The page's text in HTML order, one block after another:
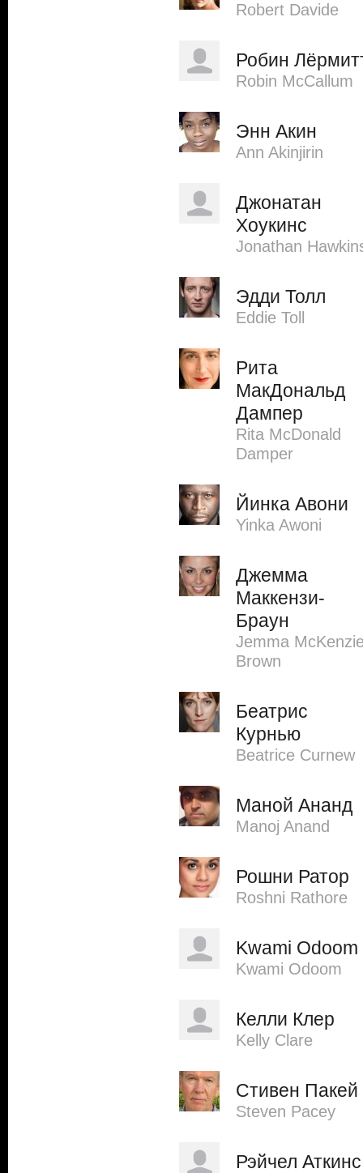
Robert Davide
Робин
Robin McCallum
Энн Акин
Ann Akinjirin
Джонатан
Хоукинс
Jonathan
Эдди Толл
Eddie Toll
Рита
МакДональд
Дампер
Rita McDonald
Damper
Йинка Авони
Yinka Awoni
Джемма
Маккензи-
Браун
Jemma
Brown
Беатрис
Курнью
Beatrice Curnew
Маной Ананд
Manoj Anand
Рошни Ратор
Roshni Rathore
Kwami Odoom
Kwami Odoom
Келли Клер
Kelly Clare
Стивен Пакей
Steven Pacey
Рэйчел Аткинс